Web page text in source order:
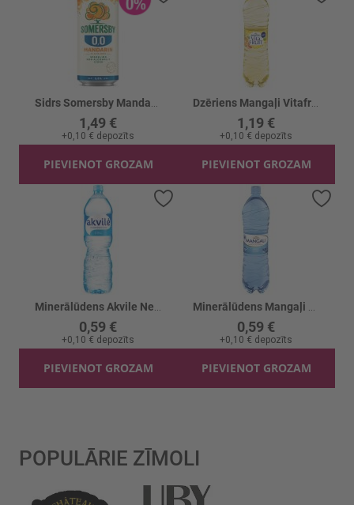
1,49 €
+0,10 € depozīts
PIEVIENOT GROZAM
1,19 €
+0,10 € depozīts
PIEVIENOT GROZAM
0,59 €
+0,10 € depozīts
PIEVIENOT GROZAM
Pievienot vēlmju sarakstam
0,59 €
+0,10 € depozīts
PIEVIENOT GROZAM
POPULĀRIE ZĪMOLI